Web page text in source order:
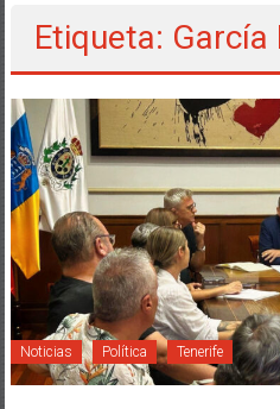
Etiqueta: García
Noticias Política Tenerife